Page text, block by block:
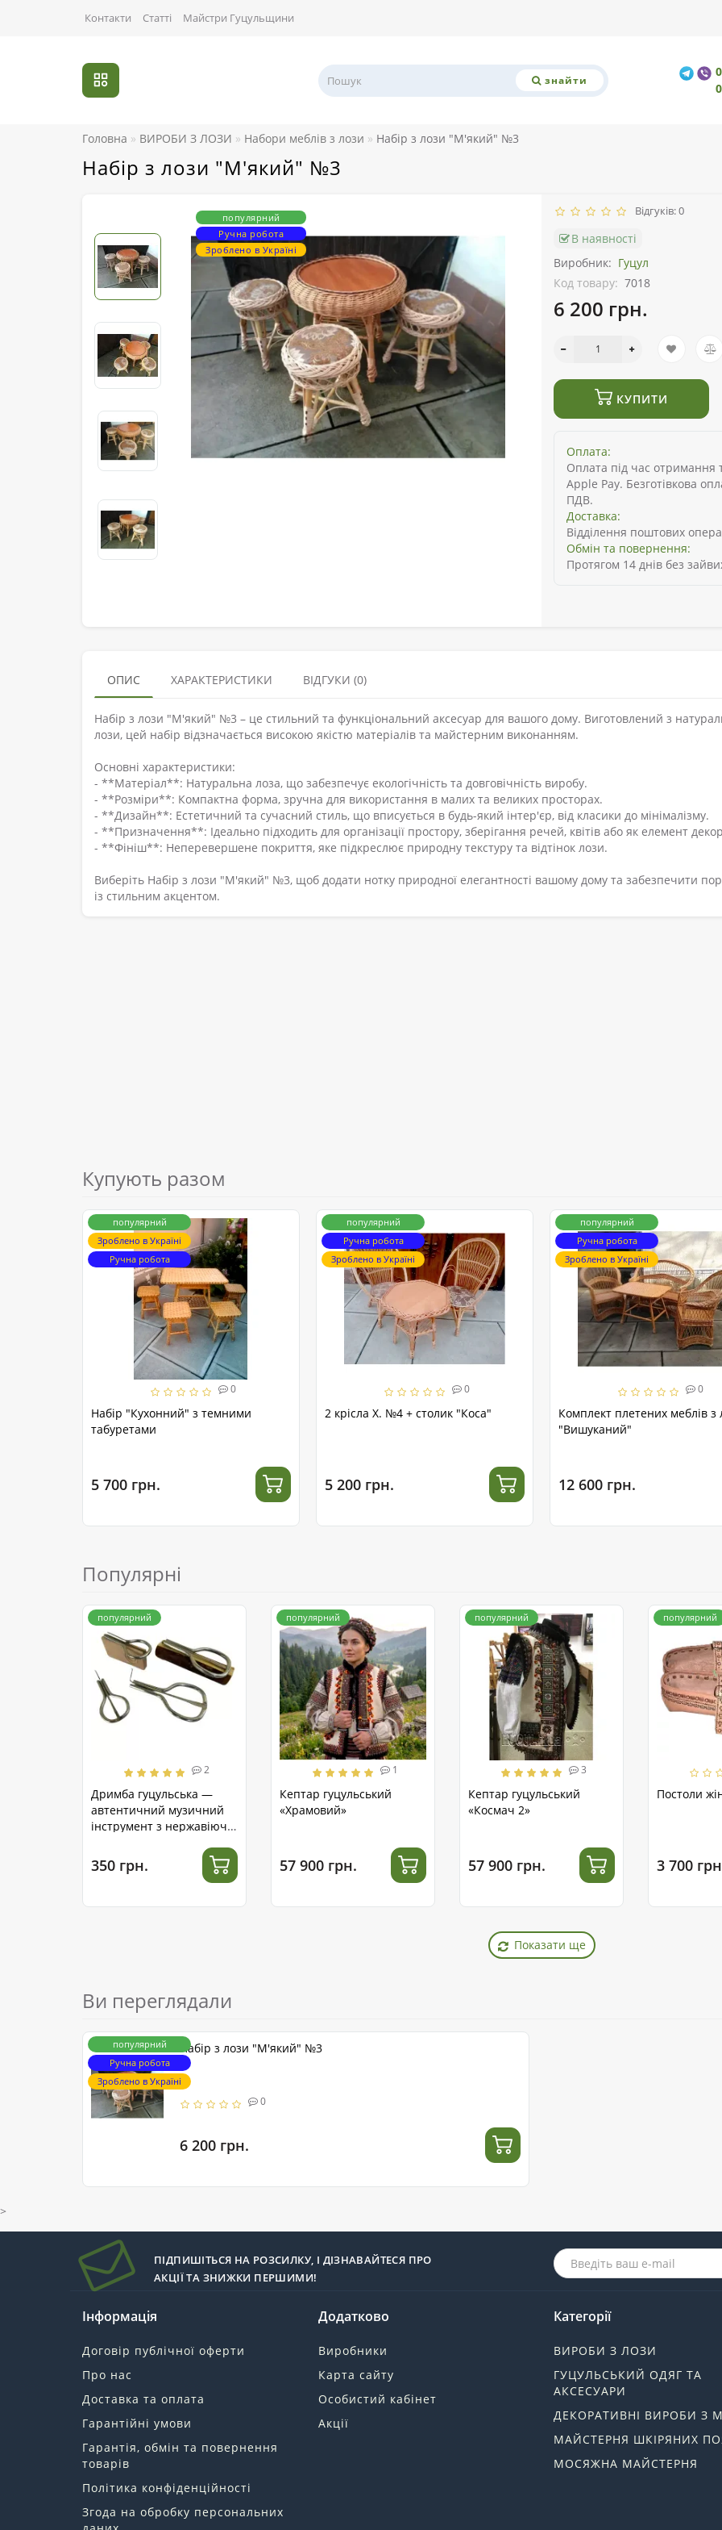
Контакти Статті Майстри Гуцульщини
знайти
Головна ВИРОБИ З ЛОЗИ Набори меблів з лози Набір з лози "М'який" №3
Набір з лози "М'який" №3
популярний
Ручна робота
Зроблено в Україні
Відгуків: 0
В наявності
Виробник: Гуцул
Код товару: 7018
6 200 грн.
КУПИТИ
Оплата:
Оплата під час отримання
Apple Pay. Безготівкова
ПДВ.
Доставка:
Відділення поштових
Обмін та повернення:
Протягом 14 днів без
ОПИС ХАРАКТЕРИСТИКИ ВІДГУКИ (0)
Набір з лози "М'який" №3 – це стильний та функціональний аксесуар для вашого дому. Виготовлений з
лози, цей набір відзначається високою якістю матеріалів та майстерним виконанням.
Основні характеристики:
- **Матеріал**: Натуральна лоза, що забезпечує екологічність та довговічність виробу.
- **Розміри**: Компактна форма, зручна для використання в малих та великих просторах.
- **Дизайн**: Естетичний та сучасний стиль, що вписується в будь-який інтер'єр, від класики до мінімалізму.
- **Призначення**: Ідеально підходить для організації простору, зберігання речей, квітів або як елемент
- **Фініш**: Неперевершене покриття, яке підкреслює природну текстуру та відтінок лози.
Виберіть Набір з лози "М'який" №3, щоб додати нотку природної елегантності вашому дому та забезпечити
із стильним акцентом.
Купують разом
популярний
Зроблено в Україні
Ручна робота
0
Набір "Кухонний" з темними
табуретами
5 700 грн.
популярний
Ручна робота
Зроблено в Україні
0
2 крісла Х. №4 + столик "Коса"
5 200 грн.
популярний
Ручна робота
Зроблено в Україні
0
Комплект плетених меблів з
"Вишуканий"
12 600 грн.
Популярні
популярний
2
Дримба гуцульська —
автентичний музичний
інструмент з нержавіючої
350 грн.
популярний
1
Кептар гуцульський
«Храмовий»
57 900 грн.
популярний
3
Кептар гуцульський
«Космач 2»
57 900 грн.
популярний
Постоли
3 700
Показати ще
Ви переглядали
популярний
Ручна робота
Зроблено в Україні
Набір з лози "М'який" №3
0
6 200 грн.
>
ПІДПИШІТЬСЯ НА РОЗСИЛКУ, І ДІЗНАВАЙТЕСЯ ПРО
АКЦІЇ ТА ЗНИЖКИ ПЕРШИМИ!
Інформація
Договір публічної оферти
Про нас
Доставка та оплата
Гарантійні умови
Гарантія, обмін та повернення
товарів
Політика конфіденційності
Згода на обробку персональних
Додатково
Виробники
Карта сайту
Особистий кабінет
Акції
Категорії
ВИРОБИ З ЛОЗИ
ГУЦУЛЬСЬКИЙ ОДЯГ ТА
АКСЕСУАРИ
ДЕКОРАТИВНІ ВИРОБИ З
МАЙСТЕРНЯ ШКІРЯНИХ
МОСЯЖНА МАЙСТЕРНЯ